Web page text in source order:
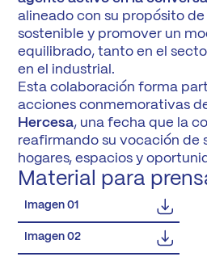
alineado con su propósito
sostenible y promover un
equilibrado, tanto en el
en el industrial.
Esta colaboración forma
acciones conmemorativas
Hercesa, una fecha que la
reafirmando su vocación de
hogares, espacios y
Material para
Imagen 01
Imagen 02